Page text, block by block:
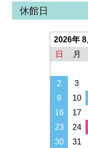
休館日
2026年 8
日
月
2
3
9
10
16
17
23
24
30
31